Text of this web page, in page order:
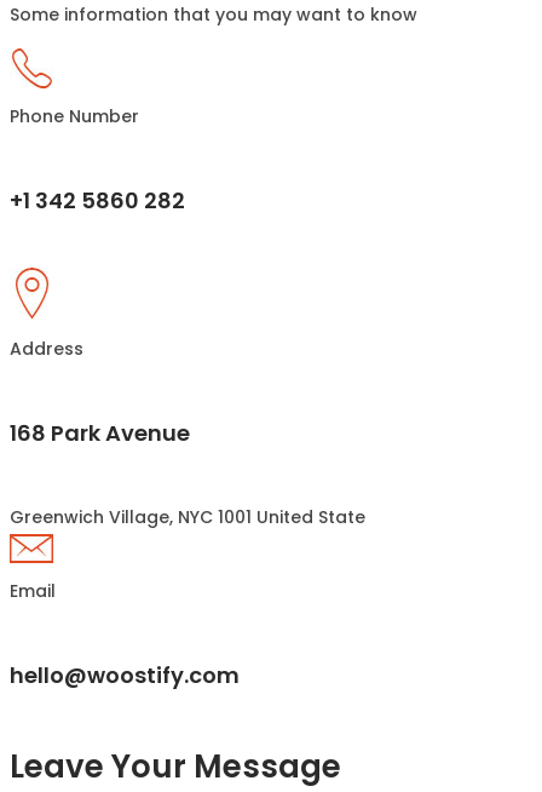
Some information that you may want to know
Phone Number
+1 342 5860 282
Address
168 Park Avenue
Greenwich Village, NYC 1001 United State
Email
hello@woostify.com
Leave Your Message